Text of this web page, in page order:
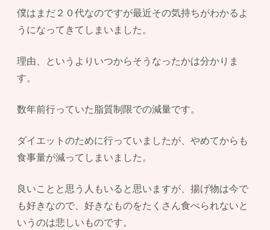
僕はまだ２０代なのですが最近その気持ちがわかるよ
うになってきてしまいました。
理由、というよりいつからそうなったかは分かりま
す。
数年前行っていた脂質制限での減量です。
ダイエットのために行っていましたが、やめてからも
食事量が減ってしまいました。
良いことと思う人もいると思いますが、揚げ物は今で
も好きなので、好きなものをたくさん食べられないと
いうのは悲しいものです。